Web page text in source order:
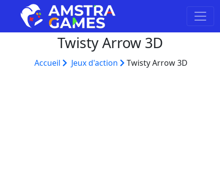
Twisty Arrow 3D
Accueil Jeux d'action Twisty Arrow 3D